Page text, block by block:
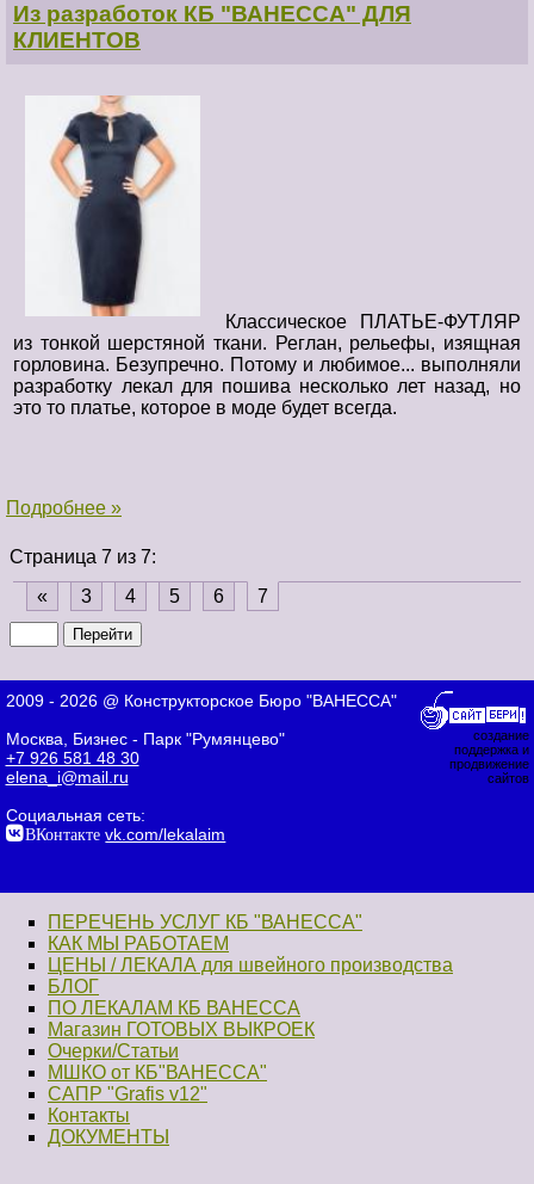
Из разработок КБ "ВАНЕССА" ДЛЯ
КЛИЕНТОВ
Классическое ПЛАТЬЕ-ФУТЛЯР
из тонкой шерстяной ткани. Реглан, рельефы, изящная
горловина. Безупречно. Потому и любимое... выполняли
разработку лекал для пошива несколько лет назад, но
это то платье, которое в моде будет всегда.
Подробнее »
Страница 7 из 7:
«
3 4 5 6 7
2009 - 2026 @ Конструкторское Бюро "ВАНЕССА"
Москва, Бизнес - Парк "Румянцево"
+7 926 581 48 30
elena_i@mail.ru
Социальная сеть:
ВКонтакте vk.com/lekalaim
создание
поддержка и
продвижение
сайтов
ПЕРЕЧЕНЬ УСЛУГ КБ "ВАНЕССА"
КАК МЫ РАБОТАЕМ
ЦЕНЫ / ЛЕКАЛА для швейного производства
БЛОГ
ПО ЛЕКАЛАМ КБ ВАНЕССА
Магазин ГОТОВЫХ ВЫКРОЕК
Очерки/Статьи
МШКО от КБ"ВАНЕССА"
САПР "Grafis v12"
Контакты
ДОКУМЕНТЫ